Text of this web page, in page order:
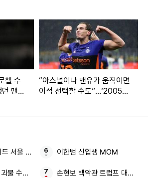
챌 수
맨
“아스널이나 맨유가 움직이면
이적 선택할 수도”…‘2005년
서울 3대
물 수비수 남아공전 졸전
이한범 신입생 MOM
손현보 백악관 트럼프 대통령